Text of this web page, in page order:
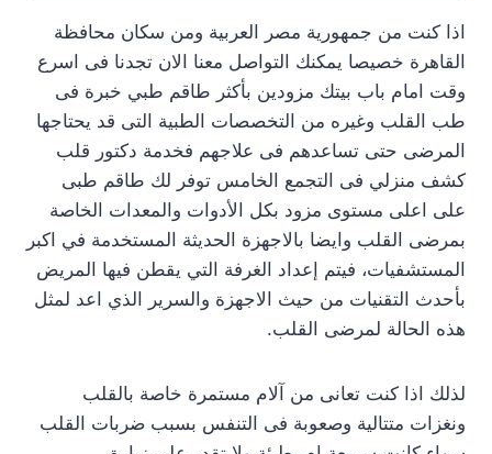
اذا كنت من جمهورية مصر العربية ومن سكان محافظة
القاهرة خصيصا يمكنك التواصل معنا الان تجدنا فى اسرع
وقت امام باب بيتك مزودين بأكثر طاقم طبي خبرة فى
طب القلب وغيره من التخصصات الطبية التى قد يحتاجها
المرضى حتى تساعدهم فى علاجهم فخدمة دكتور قلب
كشف منزلي فى التجمع الخامس توفر لك طاقم طبى
على اعلى مستوى مزود بكل الأدوات والمعدات الخاصة
بمرضى القلب وايضا بالاجهزة الحديثة المستخدمة في اكبر
المستشفيات، فيتم إعداد الغرفة التي يقطن فيها المريض
بأحدث التقنيات من حيث الاجهزة والسرير الذي اعد لمثل
هذه الحالة لمرضى القلب.
لذلك اذا كنت تعانى من آلام مستمرة خاصة بالقلب
ونغزات متتالية وصعوبة فى التنفس بسبب ضربات القلب